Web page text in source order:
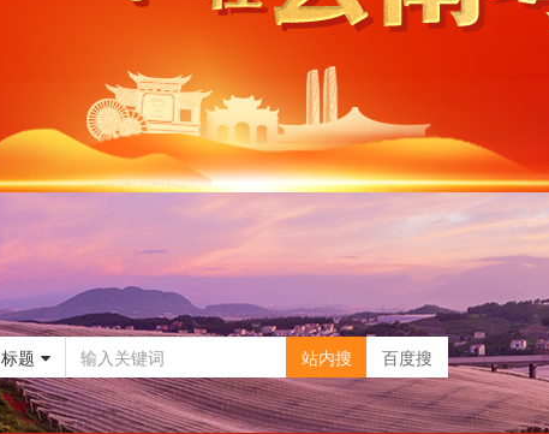
标题 站内搜 百度搜